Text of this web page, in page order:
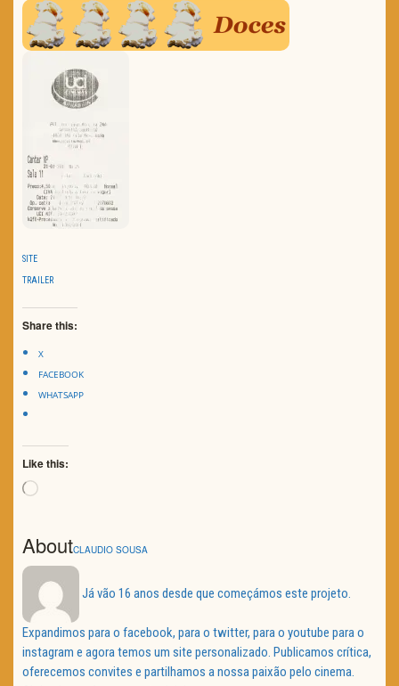
SITE
TRAILER
Share this:
X
FACEBOOK
WHATSAPP
Like this:
Loading…
AboutCLAUDIO SOUSA
Já vão 16 anos desde que começámos este projeto.
Expandimos para o facebook, para o twitter, para o youtube para o
instagram e agora temos um site personalizado. Publicamos crítica,
oferecemos convites e partilhamos a nossa paixão pelo cinema.